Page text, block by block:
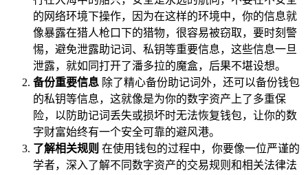
的网络环境下操作，因为在这样的环境中，你的信息就
像暴露在猎人枪口下的猎物，很容易被窃取，要时刻警
惕，避免泄露助记词、私钥等重要信息，这些信息一旦
泄露，就如同打开了潘多拉的魔盒，后果不堪设想。
备份重要信息 除了精心备份助记词外，还可以备份钱包
的私钥等信息，这就像是为你的数字资产上了多重保
险，以防助记词丢失或损坏时无法恢复钱包，让你的数
字财富始终有一个安全可靠的避风港。
了解相关规则 在使用钱包的过程中，你要像一位严谨的
学者，深入了解不同数字资产的交易规则和相关法律法